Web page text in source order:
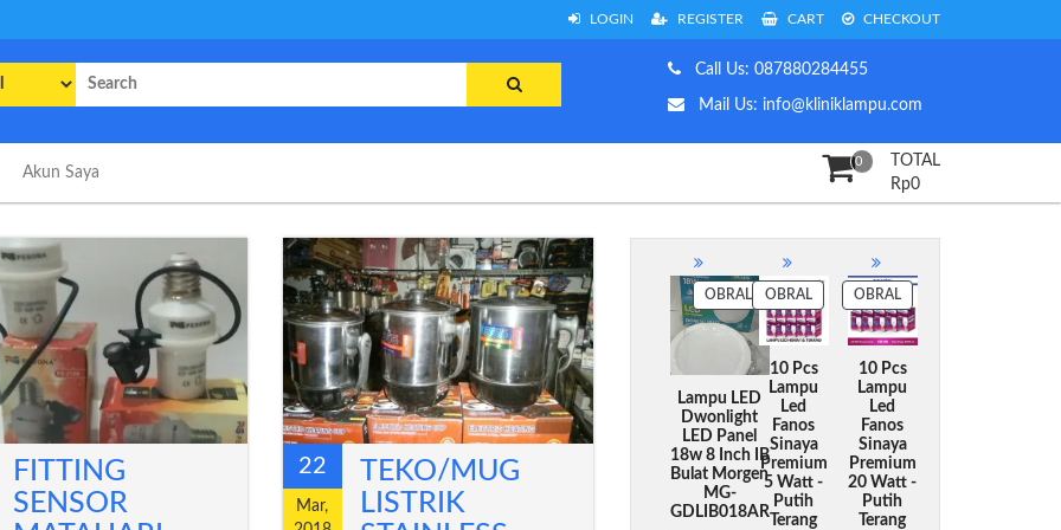
LOGIN REGISTER CART CHECKOUT
Call Us: 087880284455
Mail Us: info@kliniklampu.com
0
TOTAL
Rp0
Akun Saya
FITTING
SENSOR
22
Mar,
TEKO/MUG
LISTRIK
OBRAL PRODUK
DENGAN
DISKON
Lampu LED
Dwonlight
LED Panel
18w 8 Inch IB
Bulat Morgen
MG-
GDLIB018AR
OBRAL PRODUK
DENGAN
DISKON
10 Pcs
Lampu
Led
Fanos
Sinaya
Premium
5 Watt -
Putih
Terang
OBRAL
DENGAN
DISKON
10 Pcs
Lampu
Led
Fanos
Sinaya
Premium
20 Watt -
Putih
Terang